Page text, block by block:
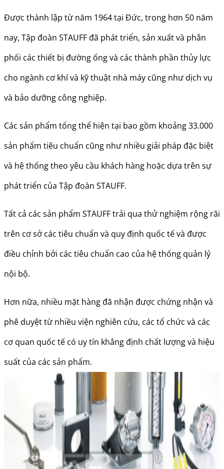
Được thành lập từ năm 1964 tại Đức, trong hơn 50 năm
nay, Tập đoàn STAUFF đã phát triển, sản xuất và phân
phối các thiết bị đường ống và các thành phần thủy lực
cho ngành cơ khí và kỹ thuật nhà máy cũng như dịch vụ
và bảo dưỡng công nghiệp.
Các sản phẩm tổng thể hiện tại bao gồm khoảng 33.000
sản phẩm tiêu chuẩn cũng như nhiều giải pháp đặc biệt
và hệ thống theo yêu cầu khách hàng hoặc dựa trên sự
phát triển của Tập đoàn STAUFF.
Tất cả các sản phẩm STAUFF trải qua thử nghiệm rộng rãi
trên cơ sở các tiêu chuẩn và quy định quốc tế và được
điều chỉnh bởi các tiêu chuẩn cao của hệ thống quản lý
nội bộ.
Hơn nữa, nhiều mặt hàng đã nhận được chứng nhận và
phê duyệt từ nhiều viện nghiên cứu, các tổ chức và các
cơ quan quốc tế có uy tín khẳng định chất lượng và hiệu
suất của các sản phẩm.